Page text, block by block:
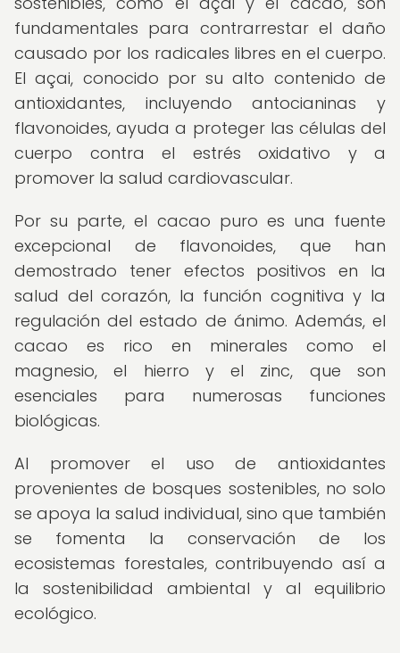
fundamentales para contrarrestar el daño
causado por los radicales libres en el cuerpo.
El açai, conocido por su alto contenido de
antioxidantes, incluyendo antocianinas y
flavonoides, ayuda a proteger las células del
cuerpo contra el estrés oxidativo y a
promover la salud cardiovascular.
Por su parte, el cacao puro es una fuente
excepcional de flavonoides, que han
demostrado tener efectos positivos en la
salud del corazón, la función cognitiva y la
regulación del estado de ánimo. Además, el
cacao es rico en minerales como el
magnesio, el hierro y el zinc, que son
esenciales para numerosas funciones
biológicas.
Al promover el uso de antioxidantes
provenientes de bosques sostenibles, no solo
se apoya la salud individual, sino que también
se fomenta la conservación de los
ecosistemas forestales, contribuyendo así a
la sostenibilidad ambiental y al equilibrio
ecológico.